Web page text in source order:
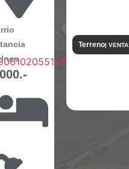
Terreno| VENTA